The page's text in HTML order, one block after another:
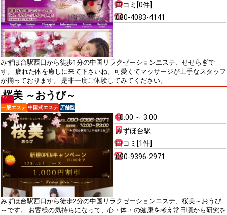
口コミ[0件]
080-4083-4141
みずほ台駅西口から徒歩1分の中国リラクゼーションエステ、せせらぎで
す。 疲れた体を癒しに来て下さいね。可愛くてマッサージが上手なスタッフ
が揃っております。 是非一度ご体験してみてください。
桜美 ～おうび～
一般エステ 中国式エステ 店舗型
10:00 ～ 3:00
みずほ台駅
口コミ[1件]
090-9396-2971
みずほ台駅西口から徒歩2分の中国リラクゼーションエステ、桜美～おうび
～です。 お客様の気持ちになって、心・体・の健康を考え常日頃から研究を